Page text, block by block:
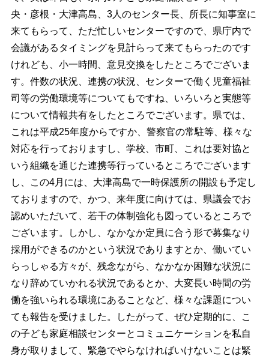
央・彦根・大津高島、3人のセンター長、所長に知事室に
来てもらって、ただ忙しいセンターですので、県庁内で
会議があるタイミングを見計らって来てもらったのです
けれども、小一時間、意見交換をしたところでございま
す。件数の状況、連携の状況、センターで働く児童福祉
司等の労働環境等についてもですね、いろいろと実態等
について情報共有をしたところでございます。県では、
これは平成25年度からですか、警察官の常駐等、様々な
対応を行っておりますし、学校、市町、これは要対協と
いう組織を通じた連携等行っているところでございます
し、この4月には、大津高島で一時保護所の開設も予定し
ておりますので、かつ、来年度に向けては、県議会でお
認めいただいて、若干の体制強化も図っているところで
ございます。しかし、なかなか定員に合う形で募集なり
採用ができるのかという状況でありますとか、働いてい
らっしゃる方々が、残念ながら、なかなか困難な状況に
なり辞めていかれる状況であるとか、大変長い時間の労
働を強いられる環境にあることなど、様々な課題につい
ても報告を受けました。したがって、ぜひ定期的に、こ
の子ども家庭相談センターとコミュニケーションを私自
身が取りまして、緊急でやらなければいけないことは緊